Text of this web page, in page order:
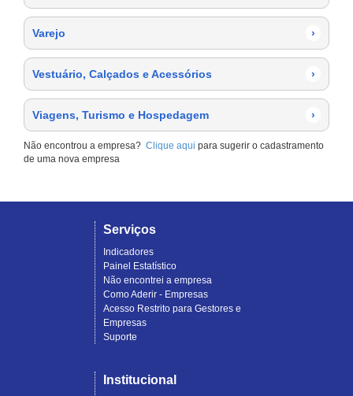
Varejo ›
Vestuário, Calçados e Acessórios ›
Viagens, Turismo e Hospedagem ›
Não encontrou a empresa? Clique aqui para sugerir o cadastramento
de uma nova empresa
Serviços
Indicadores
Painel Estatístico
Não encontrei a empresa
Como Aderir - Empresas
Acesso Restrito para Gestores e
Empresas
Suporte
Institucional